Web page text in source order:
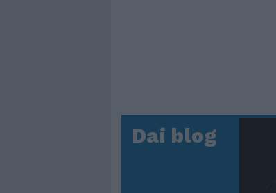
Dai blog